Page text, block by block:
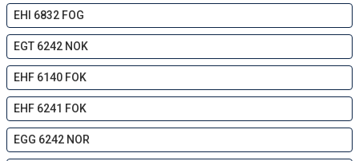
EHI 6832 FOG
EGT 6242 NOK
EHF 6140 FOK
EHF 6241 FOK
EGG 6242 NOR